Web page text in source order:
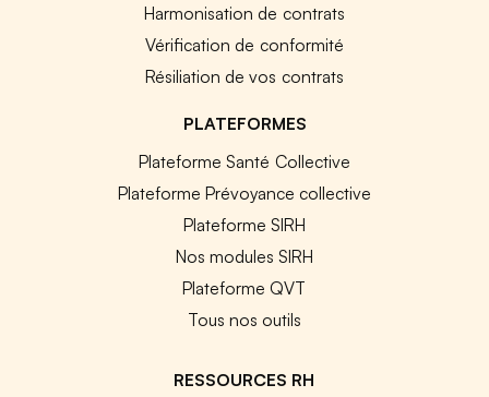
Harmonisation de contrats
Vérification de conformité
Résiliation de vos contrats
PLATEFORMES
Plateforme Santé Collective
Plateforme Prévoyance collective
Plateforme SIRH
Nos modules SIRH
Plateforme QVT
Tous nos outils
RESSOURCES RH